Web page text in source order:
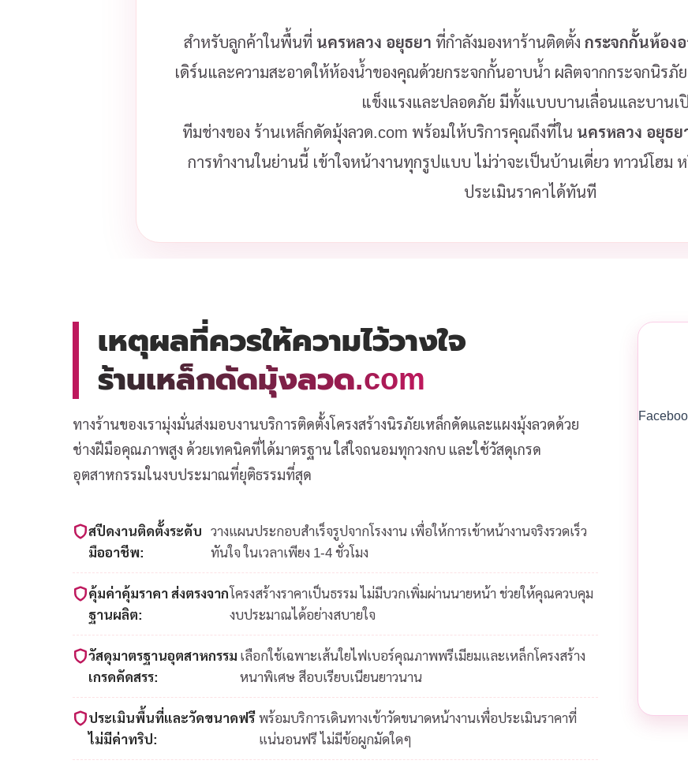
สำหรับลูกค้าในพื้นที่ นครหลวง อยุธยา ที่กำลังมองหาร้านติดตั้ง กระจกกั้นห้อง
เดิร์นและความสะอาดให้ห้องน้ำของคุณด้วยกระจกกั้นอาบน้ำ ผลิตจากกระจกนิร
แข็งแรงและปลอดภัย มีทั้งแบบบานเลื่อนและบานเ
ทีมช่างของ ร้านเหล็กดัดมุ้งลวด.com พร้อมให้บริการคุณถึงที่ใน นครหลวง อยุธย
การทำงานในย่านนี้ เข้าใจหน้างานทุกรูปแบบ ไม่ว่าจะเป็นบ้านเดี่ยว ทาวน์โฮม
ประเมินราคาได้ทันที
เหตุผลที่ควรให้ความไว้วางใจ
ร้านเหล็กดัดมุ้งลวด.com
ทางร้านของเรามุ่งมั่นส่งมอบงานบริการติดตั้งโครงสร้างนิรภัยเหล็กดัดและแผงมุ้งลวดด้วย
ช่างฝีมือคุณภาพสูง ด้วยเทคนิคที่ได้มาตรฐาน ใส่ใจถนอมทุกวงกบ และใช้วัสดุเกรด
อุตสาหกรรมในงบประมาณที่ยุติธรรมที่สุด
สปีดงานติดตั้งระดับ
มืออาชีพ:
วางแผนประกอบสำเร็จรูปจากโรงงาน เพื่อให้การเข้าหน้างานจริงรวดเร็ว
ทันใจ ในเวลาเพียง 1-4 ชั่วโมง
คุ้มค่าคุ้มราคา ส่งตรงจาก
ฐานผลิต:
โครงสร้างราคาเป็นธรรม ไม่มีบวกเพิ่มผ่านนายหน้า ช่วยให้คุณควบคุม
งบประมาณได้อย่างสบายใจ
วัสดุมาตรฐานอุตสาหกรรม
เกรดคัดสรร:
เลือกใช้เฉพาะเส้นใยไฟเบอร์คุณภาพพรีเมียมและเหล็กโครงสร้าง
หนาพิเศษ สีอบเรียบเนียนยาวนาน
ประเมินพื้นที่และวัดขนาดฟรี
ไม่มีค่าทริป:
พร้อมบริการเดินทางเข้าวัดขนาดหน้างานเพื่อประเมินราคาที่
แน่นอนฟรี ไม่มีข้อผูกมัดใดๆ